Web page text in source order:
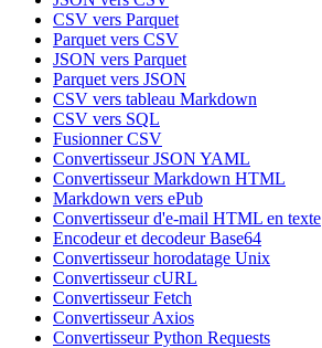
CSV vers Parquet
Parquet vers CSV
JSON vers Parquet
Parquet vers JSON
CSV vers tableau Markdown
CSV vers SQL
Fusionner CSV
Convertisseur JSON YAML
Convertisseur Markdown HTML
Markdown vers ePub
Convertisseur d'e-mail HTML en texte
Encodeur et decodeur Base64
Convertisseur horodatage Unix
Convertisseur cURL
Convertisseur Fetch
Convertisseur Axios
Convertisseur Python Requests